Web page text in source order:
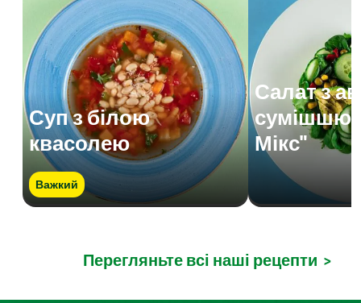
Суп з білою
квасолею
Важкий
Салат з
сумішшю
Мікс"
Перегляньте всі наші рецепти >